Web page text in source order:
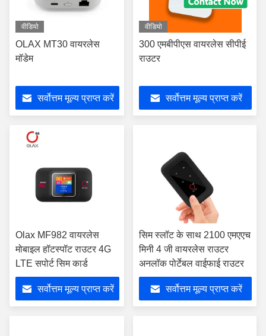
वीडियो
OLAX MT30 वायरलेस
मॉडेम
सर्वोत्तम मूल्य प्राप्त करें
वीडियो
300 एमबीपीएस वायरलेस सीपीई
राउटर
सर्वोत्तम मूल्य प्राप्त करें
Olax MF982 वायरलेस
मोबाइल हॉटस्पॉट राउटर 4G
LTE सपोर्ट सिम कार्ड
सर्वोत्तम मूल्य प्राप्त करें
सिम स्लॉट के साथ 2100 एमएएच
मिनी 4 जी वायरलेस राउटर
अनलॉक पोर्टेबल वाईफाई राउटर
सर्वोत्तम मूल्य प्राप्त करें